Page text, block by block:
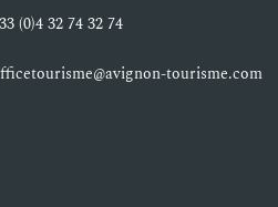
(0)4 32 74 32 74
tourisme.com